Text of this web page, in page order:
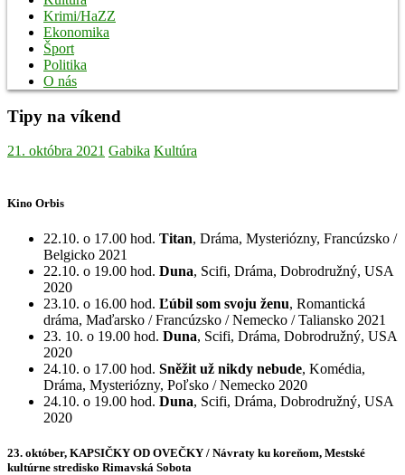
Krimi/HaZZ
Ekonomika
Šport
Politika
O nás
Tipy na víkend
21. októbra 2021 Gabika Kultúra
Kino Orbis
22.10. o 17.00 hod. Titan, Dráma, Mysteriózny, Francúzsko /
Belgicko 2021
22.10. o 19.00 hod. Duna, Scifi, Dráma, Dobrodružný, USA
2020
23.10. o 16.00 hod. Ľúbil som svoju ženu, Romantická
dráma, Maďarsko / Francúzsko / Nemecko / Taliansko 2021
23. 10. o 19.00 hod. Duna, Scifi, Dráma, Dobrodružný, USA
2020
24.10. o 17.00 hod. Sněžit už nikdy nebude, Komédia,
Dráma, Mysteriózny, Poľsko / Nemecko 2020
24.10. o 19.00 hod. Duna, Scifi, Dráma, Dobrodružný, USA
2020
23. október, KAPSIČKY OD OVEČKY / Návraty ku koreňom, Mestské
kultúrne stredisko Rimavská Sobota